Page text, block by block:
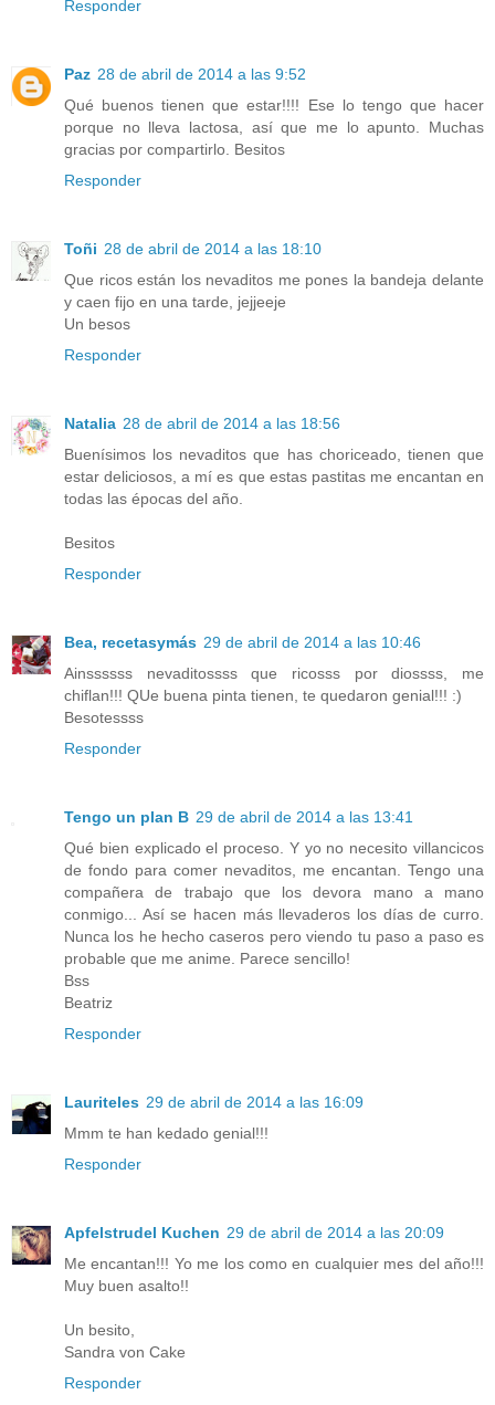
Responder
Paz 28 de abril de 2014 a las 9:52
Qué buenos tienen que estar!!!! Ese lo tengo que hacer
porque no lleva lactosa, así que me lo apunto. Muchas
gracias por compartirlo. Besitos
Responder
Toñi 28 de abril de 2014 a las 18:10
Que ricos están los nevaditos me pones la bandeja delante
y caen fijo en una tarde, jejjeeje
Un besos
Responder
Natalia 28 de abril de 2014 a las 18:56
Buenísimos los nevaditos que has choriceado, tienen que
estar deliciosos, a mí es que estas pastitas me encantan en
todas las épocas del año.
Besitos
Responder
Bea, recetasymás 29 de abril de 2014 a las 10:46
Ainssssss nevaditossss que ricosss por diossss, me
chiflan!!! QUe buena pinta tienen, te quedaron genial!!! :)
Besotessss
Responder
Tengo un plan B 29 de abril de 2014 a las 13:41
Qué bien explicado el proceso. Y yo no necesito villancicos
de fondo para comer nevaditos, me encantan. Tengo una
compañera de trabajo que los devora mano a mano
conmigo... Así se hacen más llevaderos los días de curro.
Nunca los he hecho caseros pero viendo tu paso a paso es
probable que me anime. Parece sencillo!
Bss
Beatriz
Responder
Lauriteles 29 de abril de 2014 a las 16:09
Mmm te han kedado genial!!!
Responder
Apfelstrudel Kuchen 29 de abril de 2014 a las 20:09
Me encantan!!! Yo me los como en cualquier mes del año!!!
Muy buen asalto!!
Un besito,
Sandra von Cake
Responder